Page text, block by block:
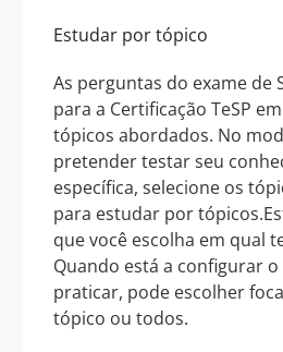
Estudar por tópico
As perguntas do exame de
para a Certificação TeSP
tópicos abordados. No
pretender testar seu
específica, selecione os
para estudar por
que você escolha em qual
Quando está a configurar
praticar, pode escolher
tópico ou todos.